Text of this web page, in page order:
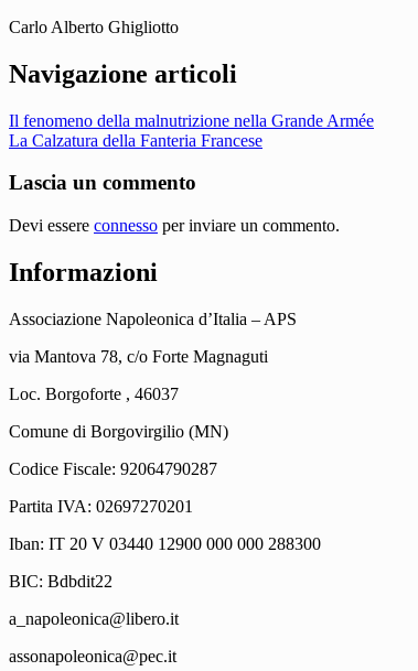
Carlo Alberto Ghigliotto
Navigazione articoli
Il fenomeno della malnutrizione nella Grande Armée
La Calzatura della Fanteria Francese
Lascia un commento
Devi essere connesso per inviare un commento.
Informazioni
Associazione Napoleonica d’Italia – APS
via Mantova 78, c/o Forte Magnaguti
Loc. Borgoforte , 46037
Comune di Borgovirgilio (MN)
Codice Fiscale: 92064790287
Partita IVA: 02697270201
Iban: IT 20 V 03440 12900 000 000 288300
BIC: Bdbdit22
a_napoleonica@libero.it
assonapoleonica@pec.it